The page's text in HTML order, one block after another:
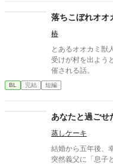
落ちこぼれオオ
椿
とあるオオカミ獣
受けが村を出よう
催される話。
BL 完結 短編
あなたと過ごせ
蒸しケーキ
結婚から五年後、
突然義父に「息子